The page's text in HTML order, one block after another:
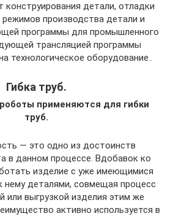
конструирования детали, отладки
режимов производства детали и
программы для промышленного
трансляцией программы
технологическое оборудование..
Гибка труб.
применяются для гибки
труб.
— это одно из достоинств
в данном процессе. Вдобавок ко
изделие с уже имеющимися
нему деталями, совмещая процесс
или выгрузкой изделия этим же
активно используется в